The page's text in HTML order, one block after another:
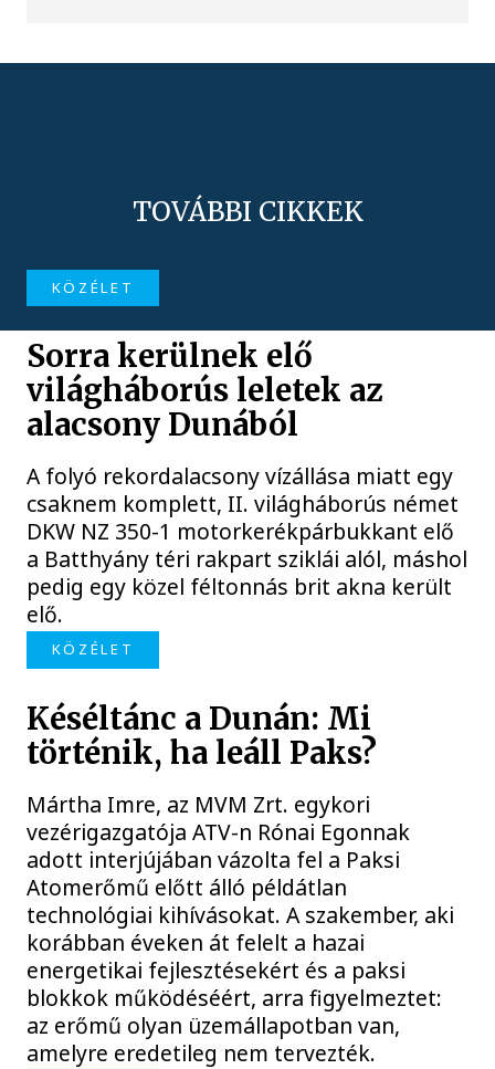
TOVÁBBI CIKKEK
KÖZÉLET
Sorra kerülnek elő
világháborús leletek az
alacsony Dunából
A folyó rekordalacsony vízállása miatt egy
csaknem komplett, II. világháborús német
DKW NZ 350-1 motorkerékpárbukkant elő
a Batthyány téri rakpart sziklái alól, máshol
pedig egy közel féltonnás brit akna került
elő.
KÖZÉLET
Késéltánc a Dunán: Mi
történik, ha leáll Paks?
Mártha Imre, az MVM Zrt. egykori
vezérigazgatója ATV-n Rónai Egonnak
adott interjújában vázolta fel a Paksi
Atomerőmű előtt álló példátlan
technológiai kihívásokat. A szakember, aki
korábban éveken át felelt a hazai
energetikai fejlesztésekért és a paksi
blokkok működéséért, arra figyelmeztet:
az erőmű olyan üzemállapotban van,
amelyre eredetileg nem tervezték.